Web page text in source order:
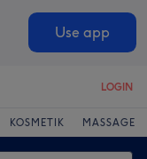
Use app
LOGIN
KOSMETIK MASSAGE